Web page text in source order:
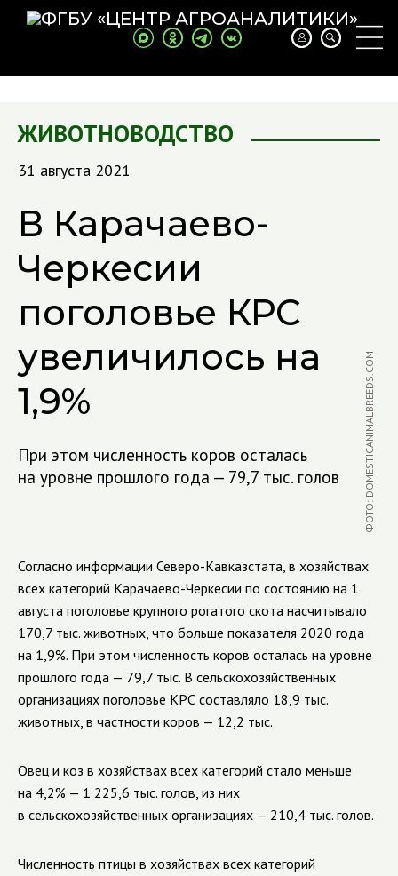
ЖИВОТНОВОДСТВО
31 августа 2021
В Карачаево-
Черкесии
поголовье КРС
увеличилось на
1,9%
При этом численность коров осталась
на уровне прошлого года — 79,7 тыс. голов
ФОТО: DOMESTICANIMALBREEDS.COM
Согласно информации Северо-Кавказстата, в хозяйствах
всех категорий Карачаево-Черкесии по состоянию на 1
августа поголовье крупного рогатого скота насчитывало
170,7 тыс. животных, что больше показателя 2020 года
на 1,9%. При этом численность коров осталась на уровне
прошлого года — 79,7 тыс. В сельскохозяйственных
организациях поголовье КРС составляло 18,9 тыс.
животных, в частности коров — 12,2 тыс.
Овец и коз в хозяйствах всех категорий стало меньше
на 4,2% — 1 225,6 тыс. голов, из них
в сельскохозяйственных организациях — 210,4 тыс. голов.
Численность птицы в хозяйствах всех категорий